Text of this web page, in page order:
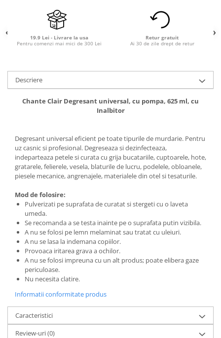
19.9 Lei - Livrare la usa
Pentru comenzi mai mici de 300 Lei
Retur gratuit
Ai 30 de zile drept de retur
Descriere
Chante Clair Degresant universal, cu pompa, 625 ml, cu
Inalbitor
Degresant universal eficient pe toate tipurile de murdarie. Pentru
uz casnic si profesional. Degreseaza si dezinfecteaza,
indeparteaza petele si curata cu grija bucatariile, cuptoarele, hote,
gratarele, felierele, vesela, blaturile de lucru, podelele, obloanele,
piesele mecanice, angrenajele, materialele din otel si tesaturile.
Mod de folosire:
Pulverizati pe suprafata de curatat si stergeti cu o laveta
umeda.
Se recomanda a se testa inainte pe o suprafata putin vizibila.
A nu se folosi pe lemn melaminat sau tratat cu uleiuri.
A nu se lasa la indemana copiilor.
Provoaca iritarea grava a ochilor.
A nu se folosi impreuna cu un alt produs; poate elibera gaze
periculoase.
Nu necesita clatire.
Informatii conformitate produs
Caracteristici
Review-uri(0)